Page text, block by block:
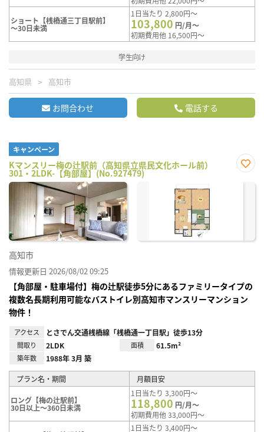
ショート【桟橋通三丁目駅前】
～30日未満
1日当たり 2,800円～
103,800 円/月～
初期費用他 16,500円～
学生向け
高知県 高知市
お問合わせ 電話する
キャンペーン
Kマンスリー梅の辻駅前（高知県立県民文化ホール前）
301・2LDK-【角部屋】(No.927479)
に入
高知市
情報更新日 2026/08/02 09:25
【角部屋・駐車場付】梅の辻駅徒歩5分にあるファミリータイプの
複数名長期利用可能なバストイレ別高知市マンスリーマンション
物件！
アクセス とさでん交通桟橋線「桟橋通一丁目駅」徒歩13分
間取り 2LDK 面積 61.5m²
築年数 1988年 3月 築
プラン名・期間 月額目安
ロング【梅の辻駅前】
30日以上～360日未満
1日当たり 3,300円～
118,800 円/月～
初期費用他 33,000円～
1日当たり 3,400円～